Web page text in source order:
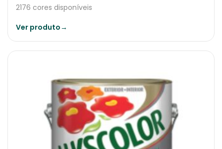
2176 cores disponíveis
Ver produto→